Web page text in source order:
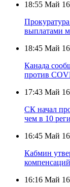
18:55 Май
выплатами
18:45 Май
Канада
против
17:43 Май
СК начал
чем в 10
16:45 Май
Кабмин
16:16 Май